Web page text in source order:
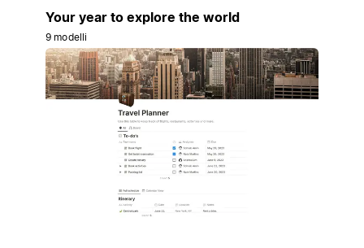
Your year to explore the world
9 modelli